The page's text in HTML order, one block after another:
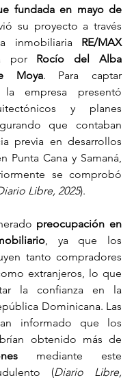
fundada en mayo de
su proyecto a través
inmobiliaria RE/MAX
por Rocío del Alba
Moya. Para captar
la empresa presentó
y planes
que contaban
previa en desarrollos
Punta Cana y Samaná,
se comprobó
Libre, 2025).
preocupación en
, ya que los
tanto compradores
extranjeros, lo que
la confianza en la
Dominicana. Las
informado que los
mediante este
(Diario Libre,